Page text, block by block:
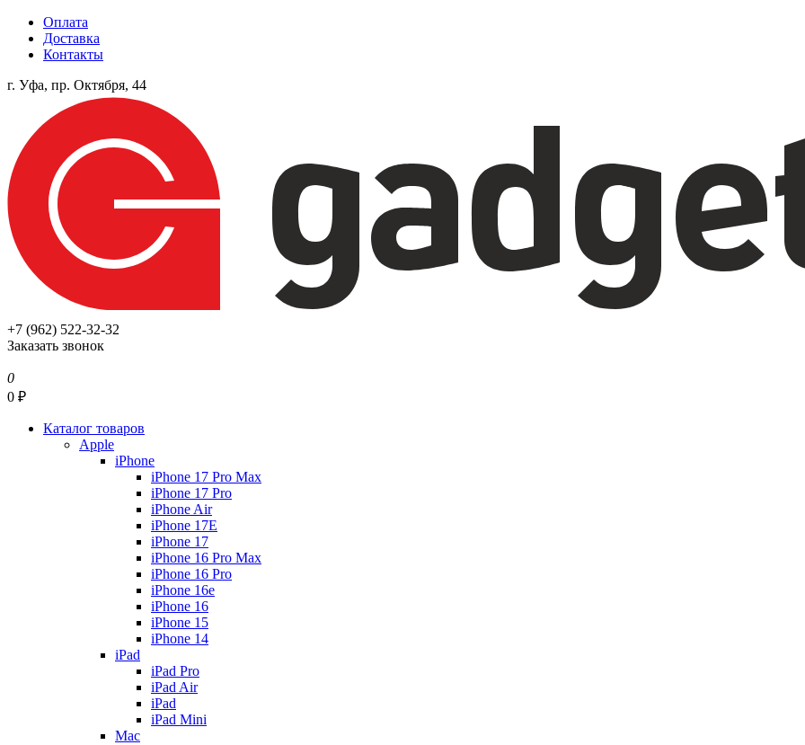
Оплата
Доставка
Контакты
г. Уфа, пр. Октября, 44
+7 (962) 522-32-32
Заказать звонок
0
0 ₽
Каталог товаров
Apple
iPhone
iPhone 17 Pro Max
iPhone 17 Pro
iPhone Air
iPhone 17E
iPhone 17
iPhone 16 Pro Max
iPhone 16 Pro
iPhone 16e
iPhone 16
iPhone 15
iPhone 14
iPad
iPad Pro
iPad Air
iPad
iPad Mini
Mac